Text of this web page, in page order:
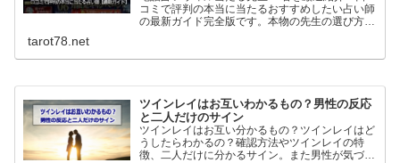
コミで評判の本当に当たるおすすめしたい占い師
の最新ガイド完全版です。本物の先生の選び方や
tarot78.net
ツインレイはお互いわかるもの？男性の反応
と二人だけのサイン
ツインレイはお互い分かるもの？ツインレイはど
うしたらわかるの？確認方法やツインレイの特
徴、二人だけに分かるサイン。また男性が気づい